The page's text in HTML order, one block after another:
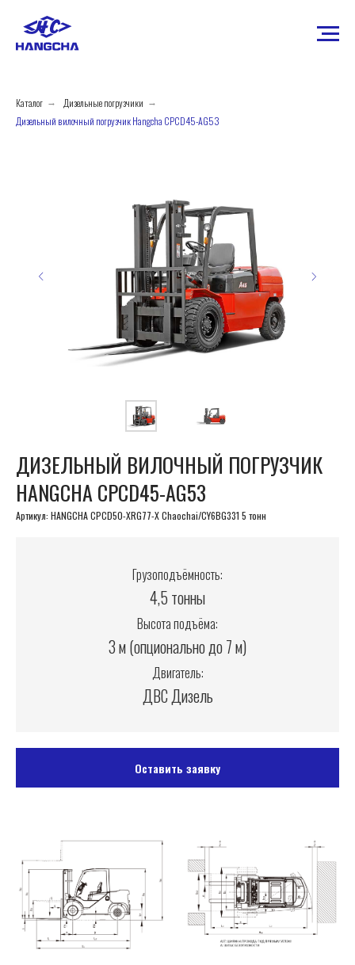
Каталог → Дизельные погрузчики →
Дизельный вилочный погрузчик Hangcha CPCD45-AG53
ДИЗЕЛЬНЫЙ ВИЛОЧНЫЙ ПОГРУЗЧИК
HANGCHA CPCD45-AG53
Артикул: HANGCHA CPCD50-XRG77-X Chaochai/CY6BG331 5 тонн
Грузоподъёмность:
4,5 тонны
Высота подъёма:
3 м (опционально до 7 м)
Двигатель:
ДВС Дизель
Оставить заявку